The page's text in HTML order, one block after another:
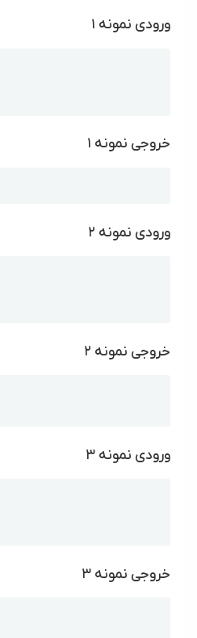
ورودی نمونه ۱
خروجی نمونه ۱
ورودی نمونه ۲
خروجی نمونه ۲
ورودی نمونه ۳
خروجی نمونه ۳